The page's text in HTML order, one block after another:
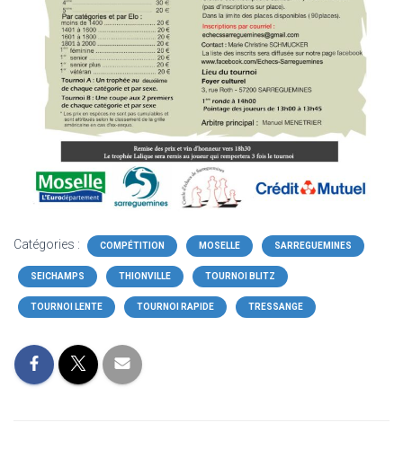
Catégories : COMPÉTITION MOSELLE SARREGUEMINES
SEICHAMPS THIONVILLE TOURNOI BLITZ
TOURNOI LENTE TOURNOI RAPIDE TRESSANGE